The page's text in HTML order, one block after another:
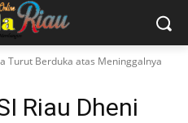
Turut Berduka atas Meninggalnya
Riau Dheni